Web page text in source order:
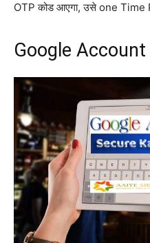
OTP कोड आएगा, उसे one Time
Google Account